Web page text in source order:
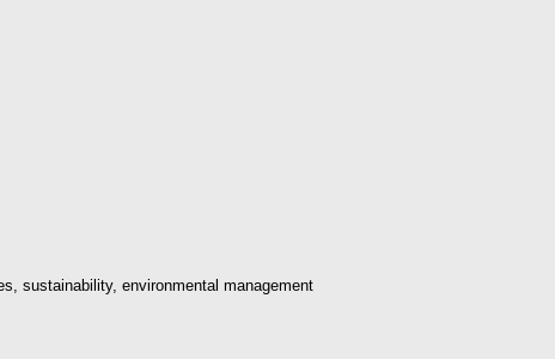
sustainability, environmental management